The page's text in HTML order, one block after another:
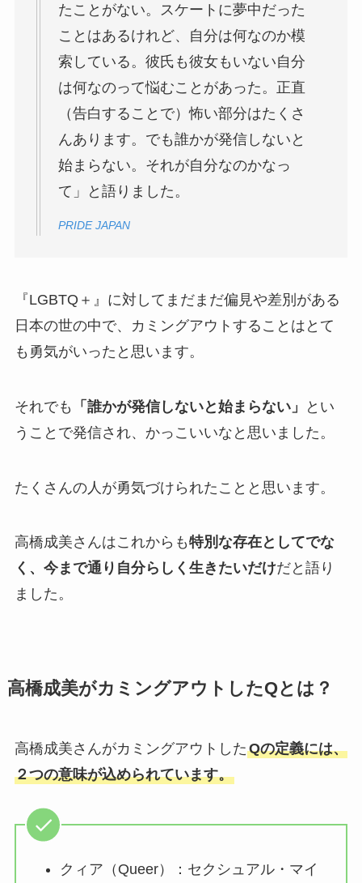
たことがない。スケートに夢中だった
ことはあるけれど、自分は何なのか模
索している。彼氏も彼女もいない自分
は何なのって悩むことがあった。正直
（告白することで）怖い部分はたくさ
んあります。でも誰かが発信しないと
始まらない。それが自分なのかなっ
て」と語りました。
PRIDE JAPAN
『LGBTQ＋』に対してまだまだ偏見や差別がある
日本の世の中で、カミングアウトすることはとて
も勇気がいったと思います。
それでも 「誰かが発信しないと始まらない」
とい
うことで発信され、かっこいいなと思いました。
たくさんの人が勇気づけられたことと思います。
高橋成美さんはこれからも特別な存在としてでな
く、今まで通り自分らしく生きたいだけだと語り
ました。
高橋成美がカミングアウトしたQとは？
高橋成美さんがカミングアウトしたQの定義には、
２つの意味が込められています。
クィア（Queer）：セクシュアル・マイ